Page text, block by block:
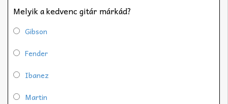
Melyik a kedvenc gitár márkád?
Gibson
Fender
Ibanez
Martin